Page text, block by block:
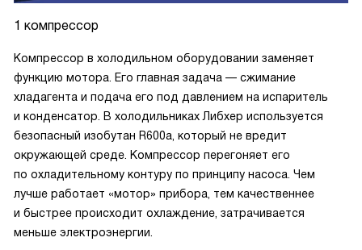
1 компрессор
Компрессор в холодильном оборудовании заменяет
функцию мотора. Его главная задача — сжимание
хладагента и подача его под давлением на испаритель
и конденсатор. В холодильниках Либхер используется
безопасный изобутан R600a, который не вредит
окружающей среде. Компрессор перегоняет его
по охладительному контуру по принципу насоса. Чем
лучше работает «мотор» прибора, тем качественнее
и быстрее происходит охлаждение, затрачивается
меньше электроэнергии.